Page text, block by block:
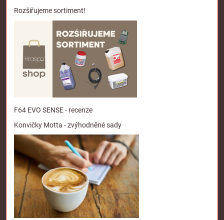
Rozšiřujeme sortiment!
F64 EVO SENSE - recenze
Konvičky Motta - zvýhodněné sady